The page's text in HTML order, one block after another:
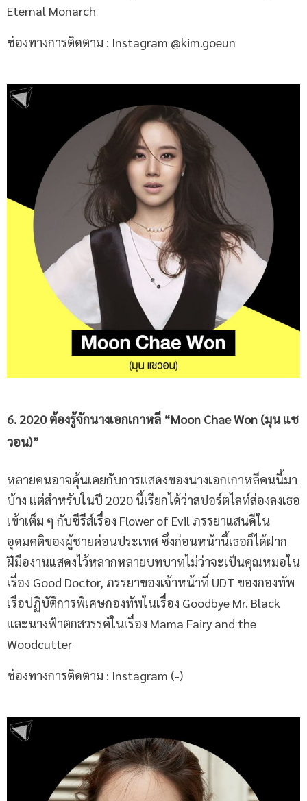
Eternal Monarch
ช่องทางการติดตาม : Instagram @kim.goeun
6. 2020 ต้องรู้จักนางเอกเกาหลี “Moon Chae Won (มุน แช
วอน)”
หลายคนอาจคุ้นเคยกับการแสดงของนางเอกเกาหลีคนนี้มา
บ้าง แต่สำหรับในปี 2020 นี้เรียกได้ว่าสปอร์ตไลท์ส่องลงเธอ
เข้าเต็ม ๆ กับซีรีส์เรื่อง Flower of Evil ภรรยาแสนดีใน
อุดมคติของผู้ชายค่อนประเทศ ซึ่งก่อนหน้านี้เธอก็ได้ฝาก
ฝีมืองานแสดงไว้หลากหลายบทบาทไม่ว่าจะเป็นคุณหมอใน
เรื่อง Good Doctor, ภรรยาของเจ้าหน้าที่ UDT ของกองทัพ
เรือปฏิบัติการพิเศษกองทัพในเรื่อง Goodbye Mr. Black
และนางฟ้าตกสวรรค์ในเรื่อง Mama Fairy and the
Woodcutter
ช่องทางการติดตาม : Instagram (-)